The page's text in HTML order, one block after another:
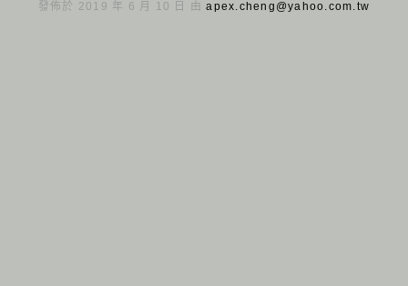
發佈於 2019 年 6 月 10 日 由apex.cheng@yahoo.com.tw